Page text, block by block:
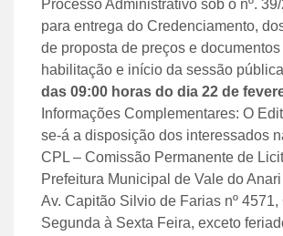
Processo Administrativo sob o nº.
para entrega do Credenciamento,
de proposta de preços e documentos
habilitação e início da sessão
das 09:00 horas do dia 22 de
Informações Complementares: O
se-á a disposição dos interessados
CPL – Comissão Permanente de
Prefeitura Municipal de Vale do
Av. Capitão Silvio de Farias nº 4571,
Segunda à Sexta Feira, exceto